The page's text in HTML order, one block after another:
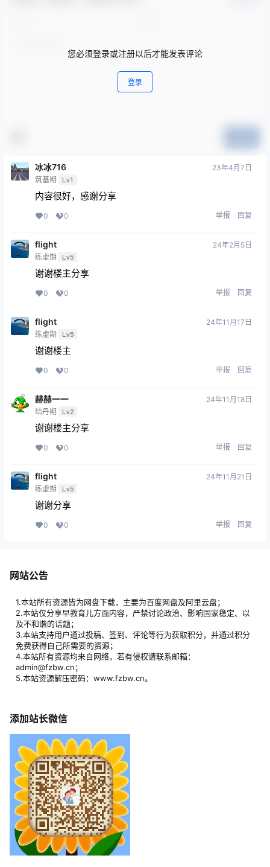
您必须登录或注册以后才能发表评论
登录
冰冰716
筑基期 Lv1
23年4月7日
内容很好，感谢分享
0 0 举报 回复
flight
练虚期 Lv5
24年2月5日
谢谢楼主分享
0 0 举报 回复
flight
练虚期 Lv5
24年11月17日
谢谢楼主
0 0 举报 回复
赫赫一一
结丹期 Lv2
24年11月18日
谢谢楼主分享
0 0 举报 回复
flight
练虚期 Lv5
24年11月21日
谢谢分享
0 0 举报 回复
网站公告
1.本站所有资源皆为网盘下载，主要为百度网盘及阿里云盘；
2.本站仅分享早教育儿方面内容，严禁讨论政治、影响国家稳定、以
及不和谐的话题；
3.本站支持用户通过投稿、签到、评论等行为获取积分，并通过积分
免费获得自己所需要的资源；
4.本站所有资源均来自网络，若有侵权请联系邮箱：
admin@fzbw.cn；
5.本站资源解压密码：www.fzbw.cn。
添加站长微信